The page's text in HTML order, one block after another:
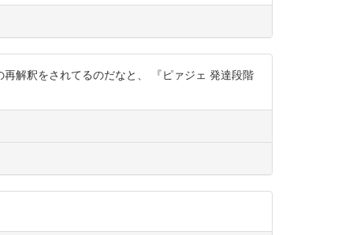
解釈をされてるのだなと、 『ピァジェ 発達段階